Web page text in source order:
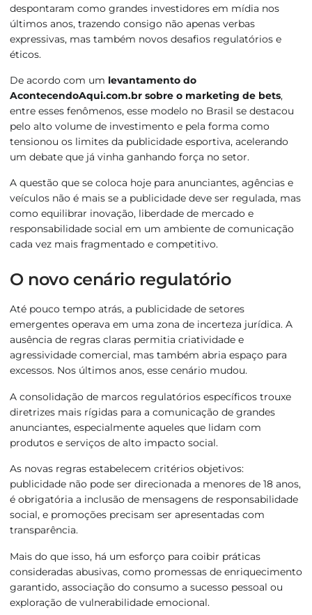
despontaram como grandes investidores em mídia nos
últimos anos, trazendo consigo não apenas verbas
expressivas, mas também novos desafios regulatórios e
éticos.
De acordo com um levantamento do
AcontecendoAqui.com.br sobre o marketing de bets,
entre esses fenômenos, esse modelo no Brasil se destacou
pelo alto volume de investimento e pela forma como
tensionou os limites da publicidade esportiva, acelerando
um debate que já vinha ganhando força no setor.
A questão que se coloca hoje para anunciantes, agências e
veículos não é mais se a publicidade deve ser regulada, mas
como equilibrar inovação, liberdade de mercado e
responsabilidade social em um ambiente de comunicação
cada vez mais fragmentado e competitivo.
O novo cenário regulatório
Até pouco tempo atrás, a publicidade de setores
emergentes operava em uma zona de incerteza jurídica. A
ausência de regras claras permitia criatividade e
agressividade comercial, mas também abria espaço para
excessos. Nos últimos anos, esse cenário mudou.
A consolidação de marcos regulatórios específicos trouxe
diretrizes mais rígidas para a comunicação de grandes
anunciantes, especialmente aqueles que lidam com
produtos e serviços de alto impacto social.
As novas regras estabelecem critérios objetivos:
publicidade não pode ser direcionada a menores de 18 anos,
é obrigatória a inclusão de mensagens de responsabilidade
social, e promoções precisam ser apresentadas com
transparência.
Mais do que isso, há um esforço para coibir práticas
consideradas abusivas, como promessas de enriquecimento
garantido, associação do consumo a sucesso pessoal ou
exploração de vulnerabilidade emocional.